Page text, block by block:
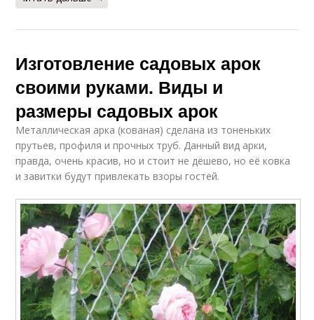
Изготовление садовых арок
своими руками. Виды и
размеры садовых арок
Металлическая арка (кованая) сделана из тоненьких
прутьев, профиля и прочных труб. Данный вид арки,
правда, очень красив, но и стоит не дёшево, но её ковка
и завитки будут привлекать взоры гостей.